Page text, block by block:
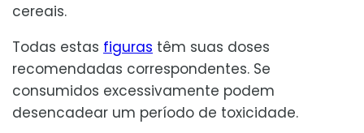
cereais.
Todas estas figuras têm suas doses
recomendadas correspondentes. Se
consumidos excessivamente podem
desencadear um período de toxicidade.